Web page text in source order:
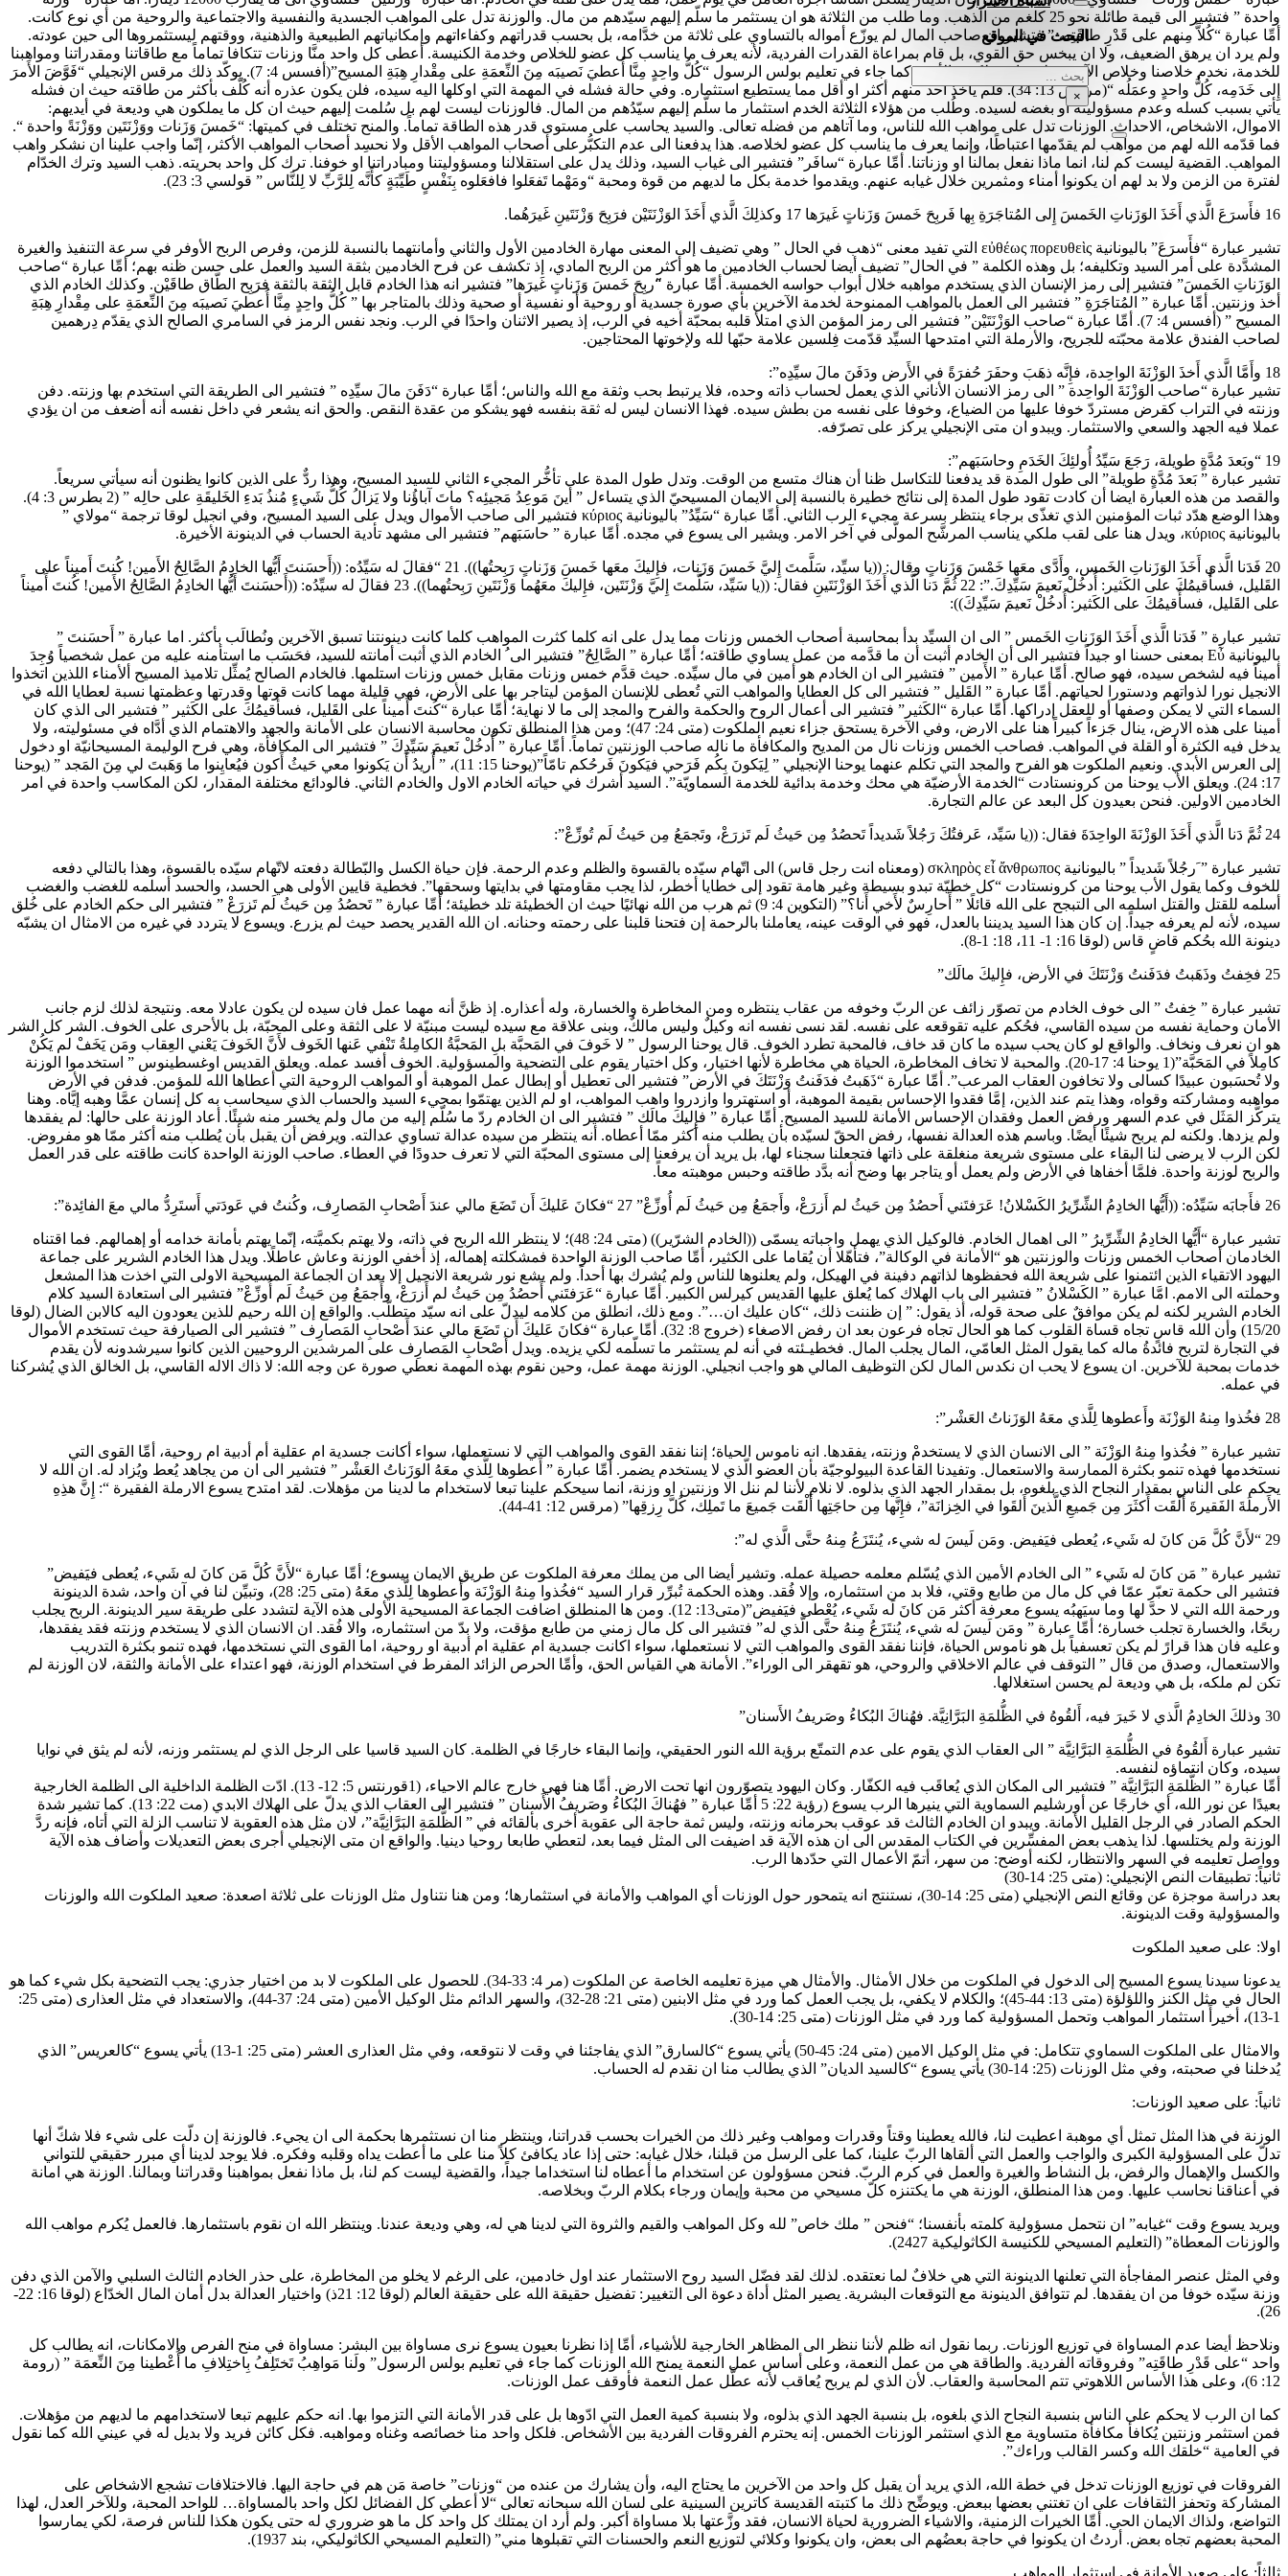
البحث في الموقع
بحث
×
واحدة ” فتشير الى قيمة طائلة نحو 25 كلغم من الذهب. وما طلب من الثلاثة هو ان يستثمر ما سلّم إليهم سيّدهم من مال. والوزنة تدل على المواهب الجسدية والنفسية والاجتماعية والروحية من أي نوع كانت.
أمِّا عبارة “كُلاًّ مِنهم على قَدْرِ طاقَتِه، ” فتشير ان صاحب المال لم يوزّع أمواله بالتساوي على ثلاثة من خدَّامه، بل بحسب قدراتهم وكفاءاتهم وإمكانياتهم الطبيعية والذهنية، ووقتهم ليستثمروها الى حين عودته.
ولم يرد ان يرهق الضعيف، ولا ان يبخس حق القوي، بل قام بمراعاة القدرات الفردية، لأنه يعرف ما يناسب كل عضو للخلاص وخدمة الكنيسة. أعطى كل واحد منَّا وزنات تتكافا تماماً مع طاقاتنا ومقدراتنا ومواهبنا
للخدمة، نخدم خلاصنا وخلاص الآخرين لحساب ملكوته الأبدي كما جاء في تعليم بولس الرسول “كُلُّ واحِدٍ مِنَّا أُعطيَ نَصيبَه مِنَ النِّعمَةِ على مِقْدارِ هِبَةِ المسيح”(أفسس 4: 7). يوكّد ذلك مرقس الإنجيلي “فَوَّضَ الأَمرَ
إِلى خَدَمِه، كُلُّ واحدٍ وعمَلُه “(مرقس 13: 34). فلم يأخذ أحد منهم أكثر او أقل مما يستطيع استثماره. وفي حالة فشله في المهمة التي اوكلها اليه سيده، فلن يكون عذره أنه كُلّف بأكثر من طاقته حيث ان فشله
يأتي بسبب كسله وعدم مسؤوليته او بغضه لسيده. وطُلب من هؤلاء الثلاثة الخدم استثمار ما سلَّم إليهم سيّدُهم من المال. فالوزنات ليست لهم بل سُلمت إليهم حيث ان كل ما يملكون هي وديعة في أيديهم:
الاموال، الاشخاص، الاحداث. الوزنات تدل على مواهب الله للناس، وما آتاهم من فضله تعالى. والسيد يحاسب على مستوى قدر هذه الطاقة تماماً. والمنح تختلف في كميتها: “خَمسَ وَزَنات ووَزْنَتَين ووَزْنَةً واحدة “.
فما قدّمه الله لهم من مواهب لم يقدّمها اعتباطًا، وإنما يعرف ما يناسب كل عضو لخلاصه. هذا يدفعنا الى عدم التكبُّرعلى أصحاب المواهب الأقل ولا نحسِد أصحاب المواهب الأكثر، إنّما واجب علينا ان نشكر واهب
المواهب. القضية ليست كم لنا، انما ماذا نفعل بمالنا او وزناتنا. أمِّا عبارة “سافَر” فتشير الى غياب السيد، وذلك يدل على استقلالنا ومسؤوليتنا ومبادراتنا او خوفنا. ترك كل واحد بحريته. ذهب السيد وترك الخدّام
لفترة من الزمن ولا بد لهم ان يكونوا أمناء ومثمرين خلال غيابه عنهم. ويقدموا خدمة بكل ما لديهم من قوة ومحبة “ومَهْما تَفعَلوا فافعَلوه بِنَفْسٍ طَيِّبَةٍ كأَنَّه لِلرَّبِّ لا لِلنَّاس ” قولسي 3: 23).
16 فأَسرَعَ الَّذي أَخَذَ الوَزَناتِ الخَمسَ إِلى المُتاجَرَةِ بِها فَربِحَ خَمسَ وَزَناتٍ غَيرَها 17 وكذلِكَ الَّذي أَخَذَ الوَزْنَتَيْن فرَبِحَ وَزْنَتَينِ غَيرَهُما.
تشير عبارة “فأَسرَعَ” باليونانية εὐθέως πορευθεὶς التي تفيد معنى “ذهب في الحال ” وهي تضيف إلى المعنى مهارة الخادمين الأول والثاني وأمانتهما بالنسبة للزمن، وفرص الربح الأوفر في سرعة التنفيذ والغيرة
المشدَّدة على أمر السيد وتكليفه؛ بل وهذه الكلمة ” في الحال” تضيف أيضا لحساب الخادمين ما هو أكثر من الربح المادي، إذ تكشف عن فرح الخادمين بثقة السيد والعمل على حسن ظنه بهم؛ أمِّا عبارة “صاحب
الوَزَناتِ الخَمسَ” فتشير إلى رمز الإنسان الذي يستخدم مواهبه خلال أبواب حواسه الخمسة. أمِّا عبارة “َربِحَ خَمسَ وَزَناتٍ غَيرَها” فتشير انه هذا الخادم قابل الثقة بالثقة فرَبِح الطّاق طاقَيْن. وكذلك الخادم الذي
أخذ وزنتين. أمِّا عبارة ” المُتاجَرَةِ ” فتشير الى العمل بالمواهب الممنوحة لخدمة الآخرين بأي صورة جسدية أو روحية أو نفسية أو صحية وذلك بالمتاجر بها ” كُلُّ واحِدٍ مِنَّا أُعطيَ نَصيبَه مِنَ النِّعمَةِ على مِقْدارِ هِبَةِ
المسيح ” (أفسس 4: 7). أمِّا عبارة “صاحب الوَزْنَتَيْن” فتشير الى رمز المؤمن الذي امتلأ قلبه بمحبّة أخيه في الرب، إذ يصير الاثنان واحدًا في الرب. ونجد نفس الرمز في السامري الصالح الذي يقدّم دِرهمين
لصاحب الفندق علامة محبّته للجريح، والأرملة التي امتدحها السيِّد قدّمت فِلسين علامة حبّها لله ولإخوتها المحتاجين.
18 وأَمَّا الَّذي أَخذَ الوَزْنَةَ الواحِدة، فإِنَّه ذهَبَ وحفَرَ حُفرَةً في الأَرض ودَفَنَ مالَ سيِّدِه”:
تشير عبارة “صاحب الوَزْنَةَ الواحِدة ” الى رمز الانسان الأناني الذي يعمل لحساب ذاته وحده، فلا يرتبط بحب وثقة مع الله والناس؛ أمِّا عبارة “دَفَنَ مالَ سيِّدِه ” فتشير الى الطريقة التي استخدم بها وزنته. دفن
وزنته في التراب كقرض مستردّ خوفا عليها من الضياع، وخوفا على نفسه من بطش سيده. فهذا الانسان ليس له ثقة بنفسه فهو يشكو من عقدة النقص. والحق انه يشعر في داخل نفسه أنه أضعف من ان يؤدي
عملا فيه الجهد والسعي والاستثمار. ويبدو ان متى الإنجيلي يركز على تصرّفه.
19 “وبَعدَ مُدَّةٍ طويلة، رَجَعَ سَيِّدُ أُولئِكَ الخَدَمِ وحاسَبَهم”:
تشير عبارة ” بَعدَ مُدَّةٍ طويلة” الى طول المدة قد يدفعنا للتكاسل ظنا أن هناك متسع من الوقت. وتدل طول المدة على تأخُّر المجيء الثاني للسيد المسيح، وهذا ردٌّ على الذين كانوا يظنون أنه سيأتي سريعاً.
والقصد من هذه العبارة ايضا أن كادت تقود طول المدة إلى نتائج خطيرة بالنسبة إلى الايمان المسيحيّ الذي يتساءل ” أَينَ مَوعِدُ مَجيئِه؟ ماتَ آباؤُنا ولا يَزالُ كُلُّ شَيءٍ مُنذُ بَدءِ الخَليقَةِ على حالِه ” (2 بطرس 3: 4).
وهذا الوضع هدّد ثبات المؤمنين الذي تغذّى برجاء ينتظر بسرعة مجيء الرب الثاني. أمِّا عبارة “سَيِّدُ” باليونانية κύριος فتشير الى صاحب الأموال ويدل على السيد المسيح، وفي انجيل لوقا ترجمة “مولاي ”
باليونانية κύριος، ويدل هنا على لقب ملكي يناسب المرشَّح المولّى في آخر الامر. ويشير الى يسوع في مجده. أمِّا عبارة ” حاسَبَهم” فتشير الى مشهد تأدية الحساب في الدينونة الأخيرة.
20 فَدَنا الَّذي أَخَذَ الوَزَناتِ الخَمس، وأَدَّى معَها خَمْسَ وَزَناتٍ وقال: ((يا سيِّد، سَلَّمتَ إِليَّ خَمسَ وَزَنات، فإِليكَ معَها خَمسَ وَزَناتٍ رَبِحتُها)). 21 “فقالَ له سَيِّدُه: ((أَحسَنتَ أَيُّها الخادِمُ الصَّالِحُ الأَمين! كُنتَ أَميناً على
القَليل، فسأُقيمُكَ على الكَثير: أُدخُلْ نَعيمَ سَيِّدِكَ.”: 22 ثُمَّ دَنا الَّذي أَخَذَ الوَزْنَتَينِ فقال: ((يا سَيِّد، سَلَّمتَ إِليَّ وَزْنَتَين، فإِليكَ معَهُما وَزْنَتَينِ رَبِحتُهما)). 23 فقالَ له سيِّدُه: ((أَحسَنتَ أَيُّها الخادِمُ الصَّالِحُ الأَمين! كُنتَ أَميناً
على القَليل، فسأُقيمُكَ على الكَثير: أُدخُلْ نَعيمَ سَيِّدِكَ)):
تشير عبارة ” فَدَنا الَّذي أَخَذَ الوَزَناتِ الخَمس ” الى ان السيِّد بدأ بمحاسبة أصحاب الخمس وزنات مما يدل على انه كلما كثرت المواهب كلما كانت دينونتنا تسبق الآخرين ونُطالَب بأكثر. اما عبارة ” أَحسَنتَ ”
باليونانية Εὖ بمعنى حسنا او جيداً فتشير الى أن الخادم أثبت أن ما قدَّمه من عمل يساوي طاقته؛ أمِّا عبارة ” الصَّالِحُ” فتشير الى ُ الخادم الذي أثبت أمانته للسيد، فحَسَب ما استأمنه عليه من عمل شخصياً وُجِدَ
أميناً فيه لشخص سيده، فهو صالح. أمِّا عبارة ” الأَمين ” فتشير الى ان الخادم هو أمين في مال سيِّده. حيث قدَّم خمس وزنات مقابل خمس وزنات استلمها. فالخادم الصالح يُمثِّل تلاميذ المسيح ألأمناء اللذين اتخذوا
الانجيل نورا لذواتهم ودستورا لحياتهم. أمِّا عبارة ” القَليل ” فتشير الى كل العطايا والمواهب التي تُعطى للإنسان المؤمن ليتاجر بها على الأرض، فهي قليلة مهما كانت قوتها وقدرتها وعظمتها نسبة لعطايا الله في
السماء التي لا يمكن وصفها أو للعقل إدراكها. أمِّا عبارة “الكَثير” فتشير الى أعمال الروح والحكمة والفرح والمجد إلى ما لا نهاية؛ أمِّا عبارة “كُنتَ أَميناً على القَليل، فسأُقيمُكَ على الكَثير ” فتشير الى الذي كان
أمينا على هذه الارض، ينال جَزءاً كبيراً هنا على الارض، وفي الآخرة يستحق جزاء نعيم الملكوت (متى 24: 47)؛ ومن هذا المنطلق تكون محاسبة الانسان على الأمانة والجهد والاهتمام الذي أدَّاه في مسئوليته، ولا
يدخل فيه الكثرة أو القلة في المواهب. فصاحب الخمس وزنات نال من المديح والمكافأة ما ناله صاحب الوزنتين تماماً. أمِّا عبارة ” أُدخُلْ نَعيمَ سَيِّدِكَ ” فتشير الى المكافأة، وهي فرح الوليمة المسيحانيّة او دخول
إلى العرس الأبدي. ونعيم الملكوت هو الفرح والمجد التي تكلم عنهما يوحنا الإنجيلي ” لِيَكونَ بِكُم فَرَحي فيَكونَ فَرحُكم تامّاً”(يوحنا 15: 11)، ” أُريدُ أَن يَكونوا معي حَيثُ أَكون فيُعايِنوا ما وَهَبتَ لي مِنَ المَجد ” (يوحنا
17: 24). ويعلق الأب يوحنا من كرونستادت “الخدمة الأرضيّة هي محك وخدمة بدائية للخدمة السماويّة”. السيد أشرك في حياته الخادم الاول والخادم الثاني. فالودائع مختلفة المقدار، لكن المكاسب واحدة في امر
الخادمين الاولين. فنحن بعيدون كل البعد عن عالم التجارة.
24 ثُمَّ دَنا الَّذي أَخَذَ الوَزْنَةَ الواحِدَةَ فقال: ((يا سَيِّد، عَرفتُكَ رَجُلاً شَديداً تَحصُدُ مِن حَيثُ لَم تَزرَعْ، وتَجمَعُ مِن حَيثُ لَم تُوزِّعْ”:
تشير عبارة ” َرجُلاً شَديداً ” باليونانية σκληρὸς εἶ ἄνθρωπος (ومعناه انت رجل قاس) الى اتّهام سيّده بالقسوة والظلم وعدم الرحمة. فإن حياة الكسل والبّطالة دفعته لاتّهام سيّده بالقسوة، وهذا بالتالي دفعه
للخوف وكما يقول الأب يوحنا من كرونستادت “كل خطيّة تبدو بسيطة وغير هامة تقود إلى خطايا أخطر، لذا يجب مقاومتها في بدايتها وسحقها”. فخطية قايين الأولى هي الحسد، والحسد أسلمه للغضب والغضب
أسلمه للقتل والقتل اسلمه الى التبجح على الله قائلًا ” أَحارِسٌ لأَخي أَنا؟” (التكوين 4: 9) ثم هرب من الله نهائيًا حيث ان الخطيئة تلد خطيئة؛ أمِّا عبارة ” تَحصُدُ مِن حَيثُ لَم تَزرَعْ ” فتشير الى حكم الخادم على خُلق
سيده، لأنه لم يعرفه جيداً. إن كان هذا السيد يديننا بالعدل، فهو في الوقت عينه، يعاملنا بالرحمة إن فتحنا قلبنا على رحمته وحنانه. ان الله القدير يحصد حيث لم يزرع. ويسوع لا يتردد في غيره من الامثال ان يشبّه
دينونة الله بحُكم قاضٍ قاس (لوقا 16: 1- 11، 18: 1-8).
25 فخِفتُ وذَهَبتُ فدَفَنتُ وَزْنَتَكَ في الأرض، فإِليكَ مالَك”
تشير عبارة ” خِفتُ ” الى خوف الخادم من تصوّر زائف عن الربّ وخوفه من عقاب ينتظره ومن المخاطرة والخسارة، وله أعذاره. إذ ظنَّ أنه مهما عمل فان سيده لن يكون عادلا معه. ونتيجة لذلك لزم جانب
الأمان وحماية نفسه من سيده القاسي، فحُكم عليه تقوقعه على نفسه. لقد نسى نفسه انه وكيلٌ وليس مالكٌ، وبنى علاقة مع سيده ليست مبنيّة لا على الثقة وعلى المحبّة، بل بالأحرى على الخوف. الشر كل الشر
هو ان نعرف ونخاف. والواقع لو كان يحب سيده ما كان قد خاف، فالمحبة تطرد الخوف. قال يوحنا الرسول ” لا خَوفَ في المَحبَّة بلِ المَحبَّةُ الكامِلةُ تَنْفي عَنها الخَوف لأَنَّ الخَوفَ يَعْني العِقاب ومَن يَخَفْ لم يَكُنْ
كامِلاً في المَحَبَّة”(1 يوحنا 4: 17-20). والمحبة لا تخاف المخاطرة، الحياة هي مخاطرة لأنها اختيار، وكل اختيار يقوم على التضحية والمسؤولية. الخوف أفسد عمله. ويعلق القديس اوغسطينوس ” استخدموا الوزنة
ولا تُحسَبون عبيدًا كسالى ولا تخافون العقاب المرعب”. أمِّا عبارة “ذَهَبتُ فدَفَنتُ وَزْنَتَكَ في الأرض” فتشير الى تعطيل أو إبطال عمل الموهبة أو المواهب الروحية التي أعطاها الله للمؤمن. فدفن في الأرض
مواهبه ومشاركته وقواه، وهذا يتم عند الذين، إمَّا فقدوا الإحساس بقيمة الموهبة، أو استهتروا وازدروا واهب المواهب، او لم الذين يهتمّوا بمجيء السيد والحساب الذي سيحاسب به كل إنسان عمَّا وهبه إيَّاه. وهنا
يتركَّز المَثَل في عدم السهر ورفض العمل وفقدان الإحساس الأمانة للسيد المسيح. أمِّا عبارة ” فإِليكَ مالَك ” فتشير الى ان الخادم ردّ ما سُلّم إليه من مال ولم يخسر منه شيئًا. أعاد الوزنة على حالها: لم يفقدها
ولم يزدها. ولكنه لم يربح شيئًا أيضًا. وباسم هذه العدالة نفسها، رفض الحقّ لسيّده بأن يطلب منه أكثر ممّا أعطاه. أنه ينتظر من سيده عدالة تساوي عدالته. ويرفض أن يقبل بأن يُطلب منه أكثر ممّا هو مفروض.
لكن الرب لا يرضى لنا البقاء على مستوى شريعة منغلقة على ذاتها فتجعلنا سجناء لها، بل يريد أن يرفعنا إلى مستوى المحبّة التي لا تعرف حدودًا في العطاء. صاحب الوزنة الواحدة كانت طاقته على قدر العمل
والربح لوزنة واحدة. فلمَّا أخفاها في الأرض ولم يعمل أو يتاجر بها وضح أنه بدَّد طاقته وحبس موهبته معاً.
26 فأَجابَه سَيِّدُه: ((أَيُّها الخادِمُ الشِّرِّيرُ الكَسْلانُ! عَرَفتَني أَحصُدُ مِن حَيثُ لم أَزرَعْ، وأَجمَعُ مِن حَيثُ لَم أُوزِّعْ” 27 “فكانَ عَليكَ أَن تَضَعَ مالي عندَ أَصْحابِ المَصارِف، وكُنتُ في عَودَتي أَستَرِدُّ مالي معَ الفائِدة”:
تشير عبارة “أَيُّها الخادِمُ الشِّرِّيرُ ” الى اهمال الخادم. فالوكيل الذي يهمل واجباته يسمّى ((الخادم الشرّير)) (متى 24: 48)؛ لا ينتظر الله الربح في ذاته، ولا يهتم بكميَّته، إنّما يهتم بأمانة خدامه أو إهمالهم. فما اقتناه
الخادمان أصحاب الخمس وزنات والوزنتين هو “الأمانة في الوكالة”، فتأهّلا أن يُقاما على الكثير، أمِّا صاحب الوزنة الواحدة فمشكلته إهماله، إذ أخفي الوزنة وعاش عاطلًا. ويدل هذا الخادم الشرير على جماعة
اليهود الاتقياء الذين ائتمنوا على شريعة الله فحفظوها لذاتهم دفينة في الهيكل، ولم يعلنوها للناس ولم يُشرك بها أحداً. ولم يشع نور شريعة الانجيل إلا بعد ان الجماعة المسيحية الاولى التي اخذت هذا المشعل
وحملته الى الامم. امَّا عبارة ” الكَسْلانُ ” فتشير الى باب الهلاك كما يُعلق عليها القديس كيرلس الكبير. أمِّا عبارة “عَرَفتَني أَحصُدُ مِن حَيثُ لم أَزرَعْ، وأَجمَعُ مِن حَيثُ لَم أُوزِّعْ” فتشير الى استعادة السيد كلام
الخادم الشرير لكنه لم يكن موافقٌ على صحة قوله، أذ يقول: ” إن ظننت ذلك، “كان عليك ان…”. ومع ذلك، انطلق من كلامه ليدلّ على انه سيّد متطلّب. والواقع إن الله رحيم للذين يعودون اليه كالابن الضال (لوقا
15/20) وأن الله قاسٍ تجاه قساة القلوب كما هو الحال تجاه فرعون بعد ان رفض الاصغاء (خروج 8: 32). أمِّا عبارة “فكانَ عَليكَ أَن تَضَعَ مالي عندَ أَصْحابِ المَصارِف ” فتشير الى الصيارفة حيث تستخدم الأموال
في التجارة لتربح فائدةُ ماله كما يقول المثل العامّي، المال يجلب المال. فخطيـئته في أنه لم يستثمر ما تسلّمه لكي يزيده. ويدل أَصْحابِ المَصارِف على المرشدين الروحيين الذين كانوا سيرشدونه لأن يقدم
خدمات بمحبة للآخرين. ان يسوع لا يحب ان نكدس المال لكن التوظيف المالي هو واجب انجيلي. الوزنة مهمة عمل، وحين نقوم بهذه المهمة نعطي صورة عن وجه الله: لا ذاك الاله القاسي، بل الخالق الذي يُشركنا
في عمله.
28 فخُذوا مِنهُ الوَزْنَة وأَعطوها لِلَّذي معَهُ الوَزَناتُ العَشْر”:
تشير عبارة ” فخُذوا مِنهُ الوَزْنَة ” الى الانسان الذي لا يستخدمْ وزنته، يفقدها. انه ناموس الحياة؛ إننا نفقد القوى والمواهب التي لا نستعملها، سواء أكانت جسدية ام عقلية أم أدبية ام روحية، أمِّا القوى التي
نستخدمها فهذه تنمو بكثرة الممارسة والاستعمال. وتفيدنا القاعدة البيولوجيّة بأن العضو الّذي لا يستخدم يضمر. أمِّا عبارة ” أَعطوها لِلَّذي معَهُ الوَزَناتُ العَشْر ” فتشير الى ان من يجاهد يُعط ويُزاد له. ان الله لا
يحكم على الناس بمقدار النجاح الذي بلغوه، بل بمقدار الجهد الذي بذلوه. لا نلام لأننا لم ننل الا وزنتين او وزنة، انما سيحكم علينا تبعا لاستخدام ما لدينا من مؤهلات. لقد امتدح يسوع الارملة الفقيرة “: إِنَّ هذِهِ
الأَرملَةَ الفَقيرةَ أَلْقَت أَكثَرَ مِن جَميعِ الَّذينَ أَلقَوا في الخِزانَة”، فإِنَّها مِن حاجَتِها أَلْقَت جَميعَ ما تَملِك، كُلَّ رِزقِها” (مرقس 12: 41-44).
29 “لأَنَّ كُلَّ مَن كانَ له شَيء، يُعطى فيَفيض. ومَن لَيسَ له شيء، يُنتَزَعُ مِنهُ حتَّى الَّذي له”:
تشير عبارة ” مَن كانَ له شَيء ” الى الخادم الأمين الذي يُسّلم معلمه حصيلة عمله. وتشير أيضا الى من يملك معرفة الملكوت عن طريق الايمان بيسوع؛ أمِّا عبارة “لأَنَّ كُلَّ مَن كانَ له شَيء، يُعطى فيَفيض”
فتشير الى حكمة تعبّر عمّا في كل مال من طابع وقتي، فلا بد من استثماره، وإلا فُقد. وهذه الحكمة تُبرِّر قرار السيد “فخُذوا مِنهُ الوَزْنَة وأَعطوها لِلَّذي معَهُ (متى 25: 28)، وتبيِّن لنا في آن واحد، شدة الدينونة
ورحمة الله التي لا حدَّ لها وما سيَهبُه يسوع معرفة أكثر مَن كانَ لَه شَيء، يُعْطى فيَفيض”(متى13: 12). ومن ها المنطلق اضافت الجماعة المسيحية الأولى هذه الآية لتشدد على طريقة سير الدينونة. الربح يجلب
ربحًا، والخسارة تجلب خسارة؛ أمِّا عبارة ” ومَن لَيسَ له شيء، يُنتَزَعُ مِنهُ حتَّى الَّذي له” فتشير الى كل مال زمني من طابع مؤقت، ولا بدّ من استثماره، والا فُقد. ان الانسان الذي لا يستخدم وزنته فقد يفقدها،
وعليه فان هذا قرارً لم يكن تعسفياً بل هو ناموس الحياة، فإننا نفقد القوى والمواهب التي لا نستعملها، سواء اكانت جسدية ام عقلية ام أدبية او روحية، اما القوى التي نستخدمها، فهده تنمو بكثرة التدريب
والاستعمال، وصدق من قال ” التوقف في عالم الاخلاقي والروحي، هو تقهقر الى الوراء”. الأمانة هي القياس الحق، وأمِّا الحرص الزائد المفرط في استخدام الوزنة، فهو اعتداء على الأمانة والثقة، لان الوزنة لم
تكن لم ملكه، بل هي وديعة لم يحسن استغلالها.
30 وذلكَ الخادِمُ الَّذي لا خَيرَ فيه، أَلقُوهُ في الظُّلمَةِ البَرَّانِيَّة. فهُناكَ البُكاءُ وصَريفُ الأَسنان”
تشير عبارة أَلقُوهُ في الظُّلمَةِ البَرَّانِيَّة ” الى العقاب الذي يقوم على عدم التمتّع برؤية الله النور الحقيقي، وإنما البقاء خارجًا في الظلمة. كان السيد قاسيا على الرجل الذي لم يستثمر وزنه، لأنه لم يثق في نوايا
سيده، وكان انتماؤه لنفسه.
أمِّا عبارة ” الظُّلمَةِ البَرَّانِيَّة ” فتشير الى المكان الذي يُعاقَب فيه الكفّار. وكان اليهود يتصوّرون انها تحت الارض. أمِّا هنا فهي خارج عالم الاحياء، (1قورنتس 5: 12- 13). ادّت الظلمة الداخلية الى الظلمة الخارجية
بعيدًا عن نور الله، أي خارجًا عن أورشليم السماوية التي ينيرها الرب يسوع (رؤية 22: 5 أمِّا عبارة ” فهُناكَ البُكاءُ وصَريفُ الأَسنان ” فتشير الى العقاب الذي يدلّ على الهلاك الابدي (مت 22: 13). كما تشير شدة
الحكم الصادر في الرجل القليل الأمانة. ويبدو ان الخادم الثالث قد عوقب بحرمانه وزنته، وليس ثمة حاجة الى عقوبة أخرى بألقائه في ” الظُّلمَةِ البَرَّانِيَّة”، لان مثل هذه العقوبة لا تناسب الزلة التي أتاه، فإنه ردَّ
الوزنة ولم يختلسها. لذا يذهب بعض المفسِّرين في الكتاب المقدس الى ان هذه الآية قد اضيفت الى المثل فيما بعد، لتعطي طابعا روحيا دينيا. والواقع ان متى الإنجيلي أجرى بعض التعديلات وأضاف هذه الآية
وواصل تعليمه في السهر والانتظار، لكنه أوضح: من سهر، أتمّ الأعمال التي حدّدها الرب.
ثانياً: تطبيقات النص الإنجيلي: (متى 25: 14-30)
بعد دراسة موجزة عن وقائع النص الإنجيلي (متى 25: 14-30)، نستنتج انه يتمحور حول الوزنات أي المواهب والأمانة في استثمارها؛ ومن هنا نتناول مثل الوزنات على ثلاثة اصعدة: صعيد الملكوت الله والوزنات
والمسؤولية وقت الدينونة.
اولا: على صعيد الملكوت
يدعونا سيدنا يسوع المسيح إلى الدخول في الملكوت من خلال الأمثال. والأمثال هي ميزة تعليمه الخاصة عن الملكوت (مر 4: 33-34). للحصول على الملكوت لا بد من اختيار جذري: يجب التضحية بكل شيء كما هو
الحال في مثل الكنز واللؤلؤة (متى 13: 44-45)؛ والكلام لا يكفي، بل يجب العمل كما ورد في مثل الابنين (متى 21: 28-32)، والسهر الدائم مثل الوكيل الأمين (متى 24: 37-44)، والاستعداد في مثل العذارى (متى 25:
1-13)، أخيرأً استثمار المواهب وتحمل المسؤولية كما ورد في مثل الوزنات (متى 25: 14-30).
والامثال على الملكوت السماوي تتكامل: في مثل الوكيل الامين (متى 24: 45-50) يأتي يسوع “كالسارق” الذي يفاجئنا في وقت لا نتوقعه، وفي مثل العذارى العشر (متى 25: 1-13) يأتي يسوع “كالعريس” الذي
يُدخلنا في صحبته، وفي مثل الوزنات (25: 14-30) يأتي يسوع “كالسيد الديان” الذي يطالب منا ان نقدم له الحساب.
ثانياً: على صعيد الوزنات:
الوزنة في هذا المثل تمثل أي موهبة اعطيت لنا، فالله يعطينا وقتاً وقدرات ومواهب وغير ذلك من الخيرات بحسب قدراتنا، وينتظر منا ان نستثمرها بحكمة الى ان يجيء. فالوزنة إن دلّت على شيء فلا شكّ أنها
تدلّ على المسؤولية الكبرى والواجب والعمل التي ألقاها الربّ علينا، كما على الرسل من قبلنا، خلال غيابه: حتى إذا عاد يكافئ كلاً منا على ما أعطت يداه وقلبه وفكره. فلا يوجد لدينا أي مبرر حقيقي للتواني
والكسل والإهمال والرفض، بل النشاط والغيرة والعمل في كرم الربّ. فنحن مسؤولون عن استخدام ما أعطاه لنا استخداما جيداً، والقضية ليست كم لنا، بل ماذا نفعل بمواهبنا وقدراتنا وبمالنا. الوزنة هي امانة
في أعناقنا نحاسب عليها. ومن هذا المنطلق، الوزنة هي ما يكتنزه كلّ مسيحي من محبة وإيمان ورجاء بكلام الربّ وبخلاصه.
ويريد يسوع وقت “غيابه” ان نتحمل مسؤولية كلمته بأنفسنا؛ “فنحن ” ملك خاص” لله وكل المواهب والقيم والثروة التي لدينا هي له، وهي وديعة عندنا. وينتظر الله ان نقوم باستثمارها. فالعمل يُكرم مواهب الله
والوزنات المعطاة” (التعليم المسيحي للكنيسة الكاثوليكية 2427).
وفي المثل عنصر المفاجأة التي تعلنها الدينونة التي هي خلافٌ لما نعتقده. لذلك لقد فضّل السيد روح الاستثمار عند اول خادمين، على الرغم لا يخلو من المخاطرة، على حذر الخادم الثالث السلبي والآمن الذي دفن
وزنة سيّده خوفا من ان يفقدها. لم تتوافق الدينونة مع التوقعات البشرية. يصير المثل أداة دعوة الى التغيير: تفضيل حقيقة الله على حقيقة العالم (لوقا 12: 21ذ) واختيار العدالة بدل أمان المال الخدّاع (لوقا 16: 22-
26).
ونلاحظ أيضا عدم المساواة في توزيع الوزنات. ربما نقول انه ظلم لأننا ننظر الى المظاهر الخارجية للأشياء، أمِّا إذا نظرنا بعيون يسوع نرى مساواة بين البشر: مساواة في منح الفرص والامكانات، انه يطالب كل
واحد “على قَدْرِ طاقَتِه” وفروقاته الفردية. والطاقة هي من عمل النعمة، وعلى أساس عمل النعمة يمنح الله الوزنات كما جاء في تعليم بولس الرسول” ولَنا مَواهِبُ تَختَلِفُ بِاختِلافِ ما أُعْطينا مِنَ النِّعمَة ” (رومة
12: 6)، وعلى هذا الأساس اللاهوتي تتم المحاسبة والعقاب. لأن الذي لم يربح يُعاقب لأنه عطَّل عمل النعمة فأوقف عمل الوزنات.
كما ان الرب لا يحكم على الناس بنسبة النجاح الذي بلغوه، بل بنسبة الجهد الذي بذلوه، ولا بنسبة كمية العمل التي ادّوها بل على قدر الأمانة التي التزموا بها. انه حكم عليهم تبعا لاستخدامهم ما لديهم من مؤهلات.
فمن استثمر وزنتين يُكافأ مكافأة متساوية مع الذي استثمر الوزنات الخمس. إنه يحترم الفروقات الفردية بين الأشخاص. فلكل واحد منا خصائصه وغناه ومواهبه. فكل كائن فريد ولا بديل له في عيني الله كما نقول
في العامية “خلقك الله وكسر القالب وراءك”.
الفروقات في توزيع الوزنات تدخل في خطة الله، الذي يريد أن يقبل كل واحد من الآخرين ما يحتاج اليه، وأن يشارك من عنده من “وزنات” خاصة مَن هم في حاجة اليها. فالاختلافات تشجع الاشخاص على
المشاركة وتحفز الثقافات على ان تغتني بعضها ببعض. ويوضِّح ذلك ما كتبته القديسة كاترين السينية على لسان الله سبحانه تعالى “لا أعطي كل الفضائل لكل واحد بالمساواة… للواحد المحبة، وللآخر العدل، لهذا
التواضع، ولذاك الايمان الحي. أمِّا الخيرات الزمنية، والاشياء الضرورية لحياة الانسان، فقد وزَّعتها بلا مساواة أكبر. ولم أرد ان يمتلك كل واحد كل ما هو ضروري له حتى يكون هكذا للناس فرصة، لكي يمارسوا
المحبة بعضهم تجاه بعض. أردتُ ان يكونوا في حاجة بعضُهم الى بعض، وان يكونوا وكلائي لتوزيع النعم والحسنات التي تقبلوها مني” (التعليم المسيحي الكاثوليكي، بند 1937).